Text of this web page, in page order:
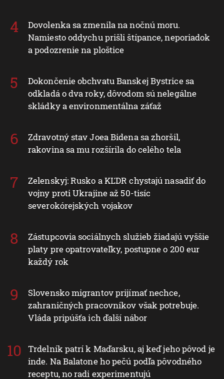
Dovolenka sa zmenila na nočnú moru.
Namiesto oddychu prišli štípance, neporiadok
a podozrenie na ploštice
Dokončenie obchvatu Banskej Bystrice sa
odkladá o dva roky, dôvodom sú nelegálne
skládky a environmentálna záťaž
Zdravotný stav Joea Bidena sa zhoršil,
rakovina sa mu rozšírila do celého tela
Zelenskyj: Rusko a KĽDR chystajú nasadiť do
vojny proti Ukrajine až 50-tisíc
severokórejských vojakov
Zástupcovia sociálnych služieb žiadajú vyššie
platy pre opatrovateľky, postupne o 200 eur
každý rok
Slovensko migrantov prijímať nechce,
zahraničných pracovníkov však potrebuje.
Vláda pripúšťa ich ďalší nábor
Trdelník patrí k Maďarsku, aj keď jeho pôvod je
inde. Na Balatone ho pečú podľa pôvodného
receptu, no radi experimentujú